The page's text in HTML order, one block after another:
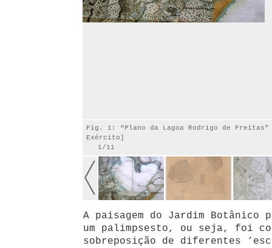
Fig. 1: “Plano da Lagoa Rodrigo de Freitas”
Exército]
1/11
A paisagem do Jardim Botânico
um palimpsesto, ou seja, foi
sobreposição de diferentes